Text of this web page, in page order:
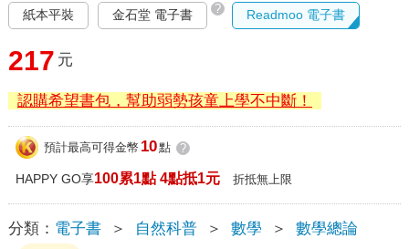
紙本平裝 金石堂 電子書 ? Readmoo 電子書
217 元
認購希望書包，幫助弱勢孩童上學不中斷！
預計最高可得金幣 10點 ?
HAPPY GO享100累1點 4點抵1元 折抵無上限
分類： 電子書 ＞ 自然科普 ＞ 數學 ＞ 數學總論